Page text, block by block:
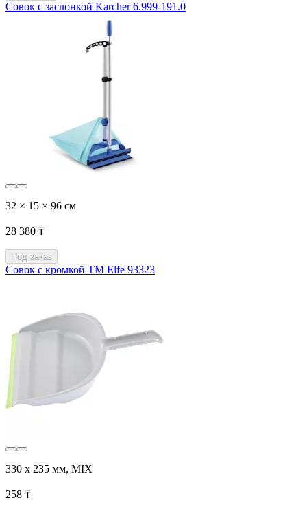
Совок с заслонкой Karcher 6.999-191.0
32 × 15 × 96 см
28 380 ₸
Под заказ
Совок с кромкой ТМ Elfe 93323
330 х 235 мм, MIX
258 ₸